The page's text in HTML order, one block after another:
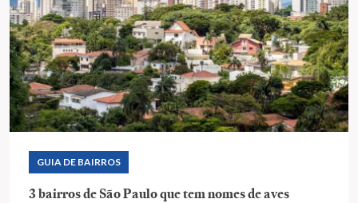
GUIA DE BAIRROS
3 bairros de São Paulo que tem nomes de aves